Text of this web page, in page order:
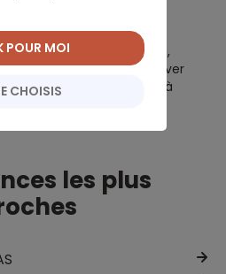
crédit à la consommation,
accompagnons pour trouver
adaptée à vos besoins et à
les plus
CHOISIS
POUR MOI